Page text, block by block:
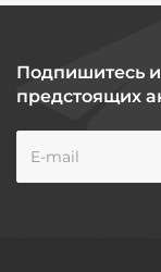
Подпишитесь
предстоящих